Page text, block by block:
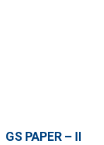
GS PAPER – II